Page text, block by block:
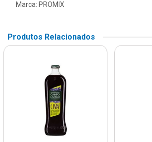
Marca: PROMIX
Produtos Relacionados